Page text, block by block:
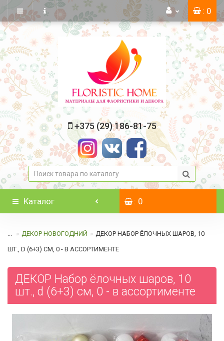
: 0
+375 (29) 186-81-75
Каталог : 0
... ДЕКОР НОВОГОДНИЙ ДЕКОР НАБОР ЁЛОЧНЫХ ШАРОВ, 10
ШТ., D (6+3) СМ, 0 - В АССОРТИМЕНТЕ
ДЕКОР Набор ёлочных шаров, 10
шт., d (6+3) см, 0 - в ассортименте